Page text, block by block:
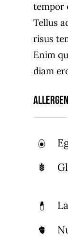
tempor
Tellus
risus
Enim
diam